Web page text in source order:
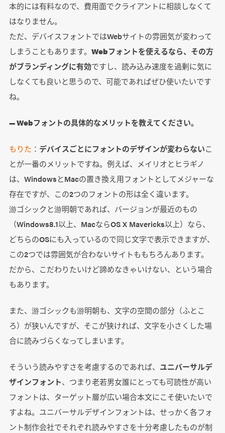
本的には有料なので、費用面でクライアントに相談しなくて
はなりません。
ただ、デバイスフォントではWebサイトの雰囲気が変わって
しまうこともあります。 Webフォントを使えるなら、その方
がブランディングに有効ですし、読み込み速度を過剰に気に
しなくても良いと思うので、可能であればぜひ使いたいです
ね。
― Webフォントの具体的なメリットを教えてください。
もりた ： デバイスごとにフォントのデザインが変わらないこ
とが一番のメリットですね。例えば、メイリオとヒラギノ
は、WindowsとMacの置き換え用フォントとしてメジャーな
存在ですが、この2つのフォントの形は全く違います。
游ゴシックと游明朝であれば、バージョンが最近のもの
（Windows8.1以上、MacならOS X Mavericks以上）なら、
どちらのOSにも入っているので同じ文字で表示できますが、
この2つでは雰囲気が合わないサイトももちろんあります。
だから、こだわりたいけど諦めなきゃいけない、という場合
もあります。
また、游ゴシックも游明朝も、文字の空間の部分（ふとこ
ろ）が狭いんですが、そこが狭ければ、文字を小さくした場
合に読みづらくなってしまいます。
そういう読みやすさを考慮するのであれば、 ユニバーサルデ
ザインフォント、つまり老若男女誰にとっても可読性が高い
フォントは、ターゲット層が広い場合本文にこそ使いたいで
すよね。ユニバーサルデザインフォントは、せっかく各フォ
ント制作会社でそれぞれ読みやすさを十分考慮したものが制